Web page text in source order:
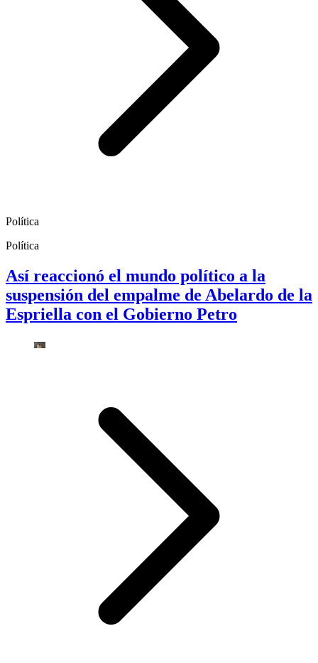
Política
Política
Así reaccionó el mundo político a la
suspensión del empalme de Abelardo de la
Espriella con el Gobierno Petro